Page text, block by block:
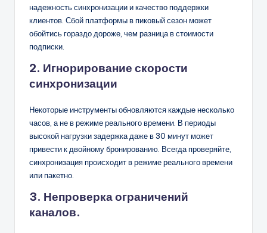
надежность синхронизации и качество поддержки
клиентов. Сбой платформы в пиковый сезон может
обойтись гораздо дороже, чем разница в стоимости
подписки.
2. Игнорирование скорости
синхронизации
Некоторые инструменты обновляются каждые несколько
часов, а не в режиме реального времени. В периоды
высокой нагрузки задержка даже в 30 минут может
привести к двойному бронированию. Всегда проверяйте,
синхронизация происходит в режиме реального времени
или пакетно.
3. Непроверка ограничений
каналов.